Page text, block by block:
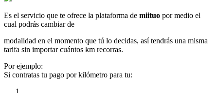
Es el servicio que te ofrece la plataforma de miituo por medio el
cual podrás cambiar de
modalidad en el momento que tú lo decidas, así tendrás una misma
tarifa sin importar cuántos km recorras.
Por ejemplo:
Si contratas tu pago por kilómetro para tu: